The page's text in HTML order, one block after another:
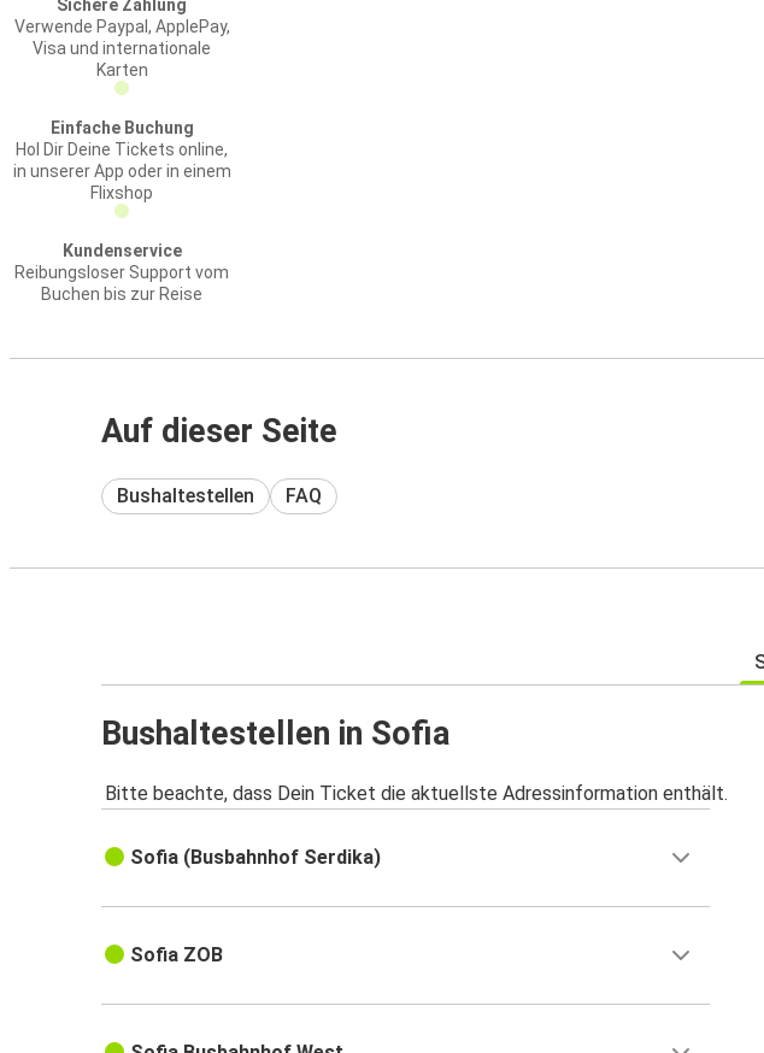
Sichere Zahlung
Verwende Paypal, ApplePay,
Visa und internationale
Karten
Einfache Buchung
Hol Dir Deine Tickets online,
in unserer App oder in einem
Flixshop
Kundenservice
Reibungsloser Support vom
Buchen bis zur Reise
Auf dieser Seite
Bushaltestellen FAQ
Bushaltestellen in Sofia
Bitte beachte, dass Dein Ticket die aktuellste Adressinformation enthält.
Sofia (Busbahnhof Serdika)
Sofia ZOB